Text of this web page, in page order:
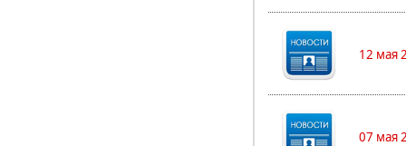
12 мая
07 мая